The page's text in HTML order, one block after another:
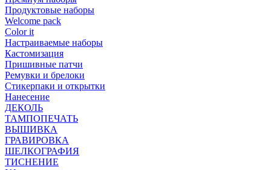
Продуктовые наборы
Welcome pack
Color it
Настраиваемые наборы
Кастомизация
Пришивные патчи
Ремувки и брелоки
Стикерпаки и открытки
Нанесение
ДЕКОЛЬ
ТАМПОПЕЧАТЬ
ВЫШИВКА
ГРАВИРОВКА
ШЕЛКОГРАФИЯ
ТИСНЕНИЕ